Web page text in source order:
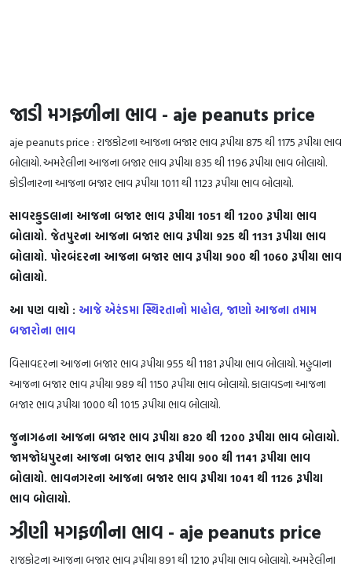
જાડી મગફ્ળીના ભાવ - aje peanuts price
aje peanuts price : રાજકોટના આજના બજાર ભાવ રૂપીયા 875 થી 1175 રૂપીયા ભાવ
બોલાયો. અમરેલીના આજના બજાર ભાવ રૂપીયા 835 થી 1196 રૂપીયા ભાવ બોલાયો.
કોડીનારના આજના બજાર ભાવ રૂપીયા 1011 થી 1123 રૂપીયા ભાવ બોલાયો.
સાવરકુડલાના આજના બજાર ભાવ રૂપીયા 1051 થી 1200 રૂપીયા ભાવ
બોલાયો. જેતપુરના આજના બજાર ભાવ રૂપીયા 925 થી 1131 રૂપીયા ભાવ
બોલાયો. પોરબંદરના આજના બજાર ભાવ રૂપીયા 900 થી 1060 રૂપીયા ભાવ
બોલાયો.
આ પણ વાચો : આજે એરંડમા સ્થિરતાનો માહોલ, જાણો આજના તમામ
બજારોના ભાવ
વિસાવદરના આજના બજાર ભાવ રૂપીયા 955 થી 1181 રૂપીયા ભાવ બોલાયો. મહુવાના
આજના બજાર ભાવ રૂપીયા 989 થી 1150 રૂપીયા ભાવ બોલાયો. કાલાવડના આજના
બજાર ભાવ રૂપીયા 1000 થી 1015 રૂપીયા ભાવ બોલાયો.
જુનાગઢના આજના બજાર ભાવ રૂપીયા 820 થી 1200 રૂપીયા ભાવ બોલાયો.
જામજોધપુરના આજના બજાર ભાવ રૂપીયા 900 થી 1141 રૂપીયા ભાવ
બોલાયો. ભાવનગરના આજના બજાર ભાવ રૂપીયા 1041 થી 1126 રૂપીયા
ભાવ બોલાયો.
ઝીણી મગફળીના ભાવ - aje peanuts price
રાજકોટના આજના બજાર ભાવ રૂપીયા 891 થી 1210 રૂપીયા ભાવ બોલાયો. અમરેલીના